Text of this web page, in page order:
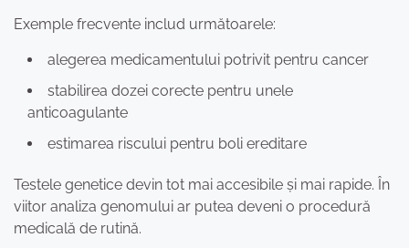
Exemple frecvente includ următoarele:
alegerea medicamentului potrivit pentru cancer
stabilirea dozei corecte pentru unele
anticoagulante
estimarea riscului pentru boli ereditare
Testele genetice devin tot mai accesibile și mai rapide. În
viitor analiza genomului ar putea deveni o procedură
medicală de rutină.